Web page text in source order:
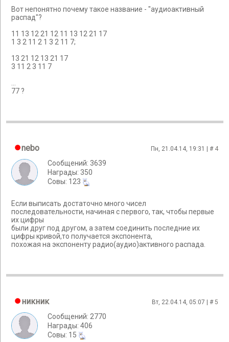
Вот непонятно почему такое название - "аудиоактивный
распад"?
11 13 12 21 12 11 13 12 21 17
1 3 2 11 2 1 3 2 11 7;
13 21 12 13 21 17
3 11 2 3 11 7
...
77 ?
nebo Пн, 21.04.14, 19:31 | # 4
Сообщений: 3639
Награды: 350
Cовы: 123
Если выписать достаточно много чисел
последовательности, начиная с первого, так, чтобы первые
их цифры
были друг под другом, а затем соединить последние их
цифры кривой,то получается экспонента,
похожая на экспоненту радио(аудио)активного распада.
никник Вт, 22.04.14, 05:07 | #5
Сообщений: 2770
Награды: 406
Cовы: 15